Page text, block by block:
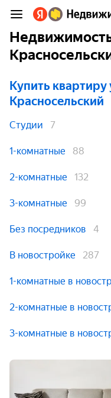
Купить квартиру
Красносельский
Студии 7
1-комнатные 88
2-комнатные 132
3-комнатные 99
Без посредников 4
В новостройке 287
1-комнатные в
2-комнатные в
3-комнатные в